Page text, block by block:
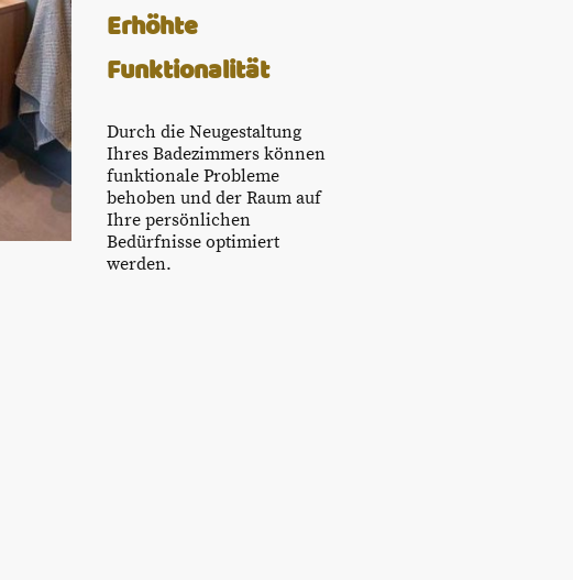
Erhöhte
Funktionalität
Durch die Neugestaltung
Ihres Badezimmers können
funktionale Probleme
behoben und der Raum auf
Ihre persönlichen
Bedürfnisse optimiert
werden.